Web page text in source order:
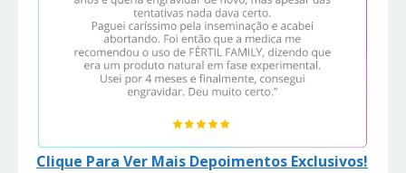
Clique Para Ver Mais Depoimentos Exclusivos!